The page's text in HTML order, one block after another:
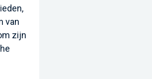
van
zijn